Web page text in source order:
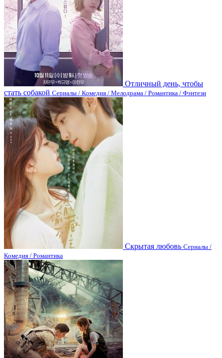
Отличный день, чтобы
стать собакой Сериалы / Комедия / Мелодрама / Романтика / Фэнтези
Скрытая любовь Сериалы /
Комедия / Романтика